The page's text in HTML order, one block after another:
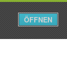
Menü
ÖFFNEN